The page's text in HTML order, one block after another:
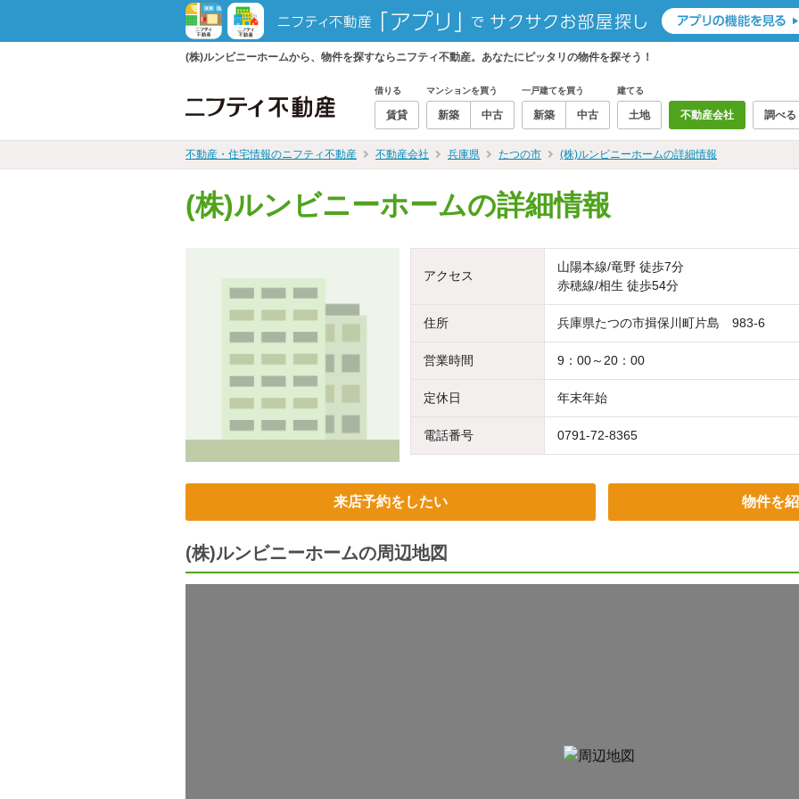
(株)ルンビニーホームから、物件を探すならニフティ不動産。あなたにピッタリの物件を探そう！
借りる
賃貸
マンションを買う
新築 中古
一戸建てを買う
新築 中古
建てる
土地 不動産会社 調べる
不動産・住宅情報のニフティ不動産 不動産会社 兵庫県 たつの市 (株)ルンビニーホームの詳細情報
(株)ルンビニーホームの詳細情報
アクセス
山陽本線/竜野 徒歩7分
赤穂線/相生 徒歩54分
住所 兵庫県たつの市揖保川町片島 983-6
営業時間 9：00～20：00
定休日 年末年始
電話番号 0791-72-8365
来店予約をしたい 物件を
(株)ルンビニーホームの周辺地図